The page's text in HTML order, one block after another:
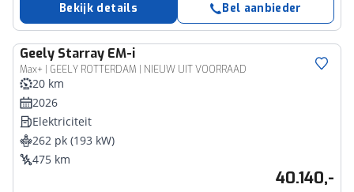
Bekijk details Bel aanbieder
Geely Starray EM-i
Max+ | GEELY ROTTERDAM | NIEUW UIT VOORRAAD
20 km
2026
Elektriciteit
262 pk (193 kW)
475 km
40.140,-